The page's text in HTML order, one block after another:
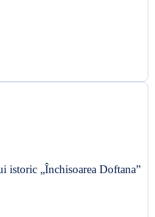
istoric „Închisoarea Doftana”